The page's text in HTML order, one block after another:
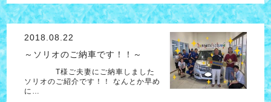
2018.08.22
～ソリオのご納車です！！～
T様ご夫妻にご納車しました
ソリオのご紹介です！！ なんとか早め
に…